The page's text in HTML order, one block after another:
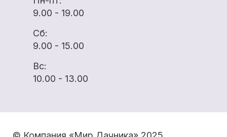
9.00 - 19.00
Сб:
9.00 - 15.00
Вс:
10.00 - 13.00